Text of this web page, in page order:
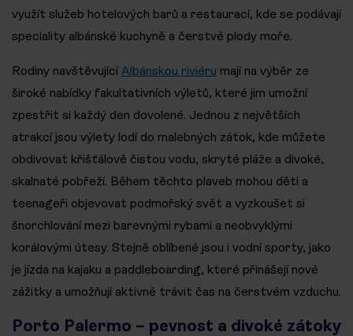
využít služeb hotelových barů a restaurací, kde se podávají
speciality albánské kuchyně a čerstvé plody moře.
Rodiny navštěvující Albánskou riviéru mají na výběr ze
široké nabídky fakultativních výletů, které jim umožní
zpestřit si každý den dovolené. Jednou z největších
atrakcí jsou výlety lodí do malebných zátok, kde můžete
obdivovat křišťálově čistou vodu, skryté pláže a divoké,
skalnaté pobřeží. Během těchto plaveb mohou děti a
teenageři objevovat podmořský svět a vyzkoušet si
šnorchlování mezi barevnými rybami a neobvyklými
korálovými útesy. Stejně oblíbené jsou i vodní sporty, jako
je jízda na kajaku a paddleboarding, které přinášejí nové
zážitky a umožňují aktivně trávit čas na čerstvém vzduchu.
Porto Palermo – pevnost a divoké zátoky